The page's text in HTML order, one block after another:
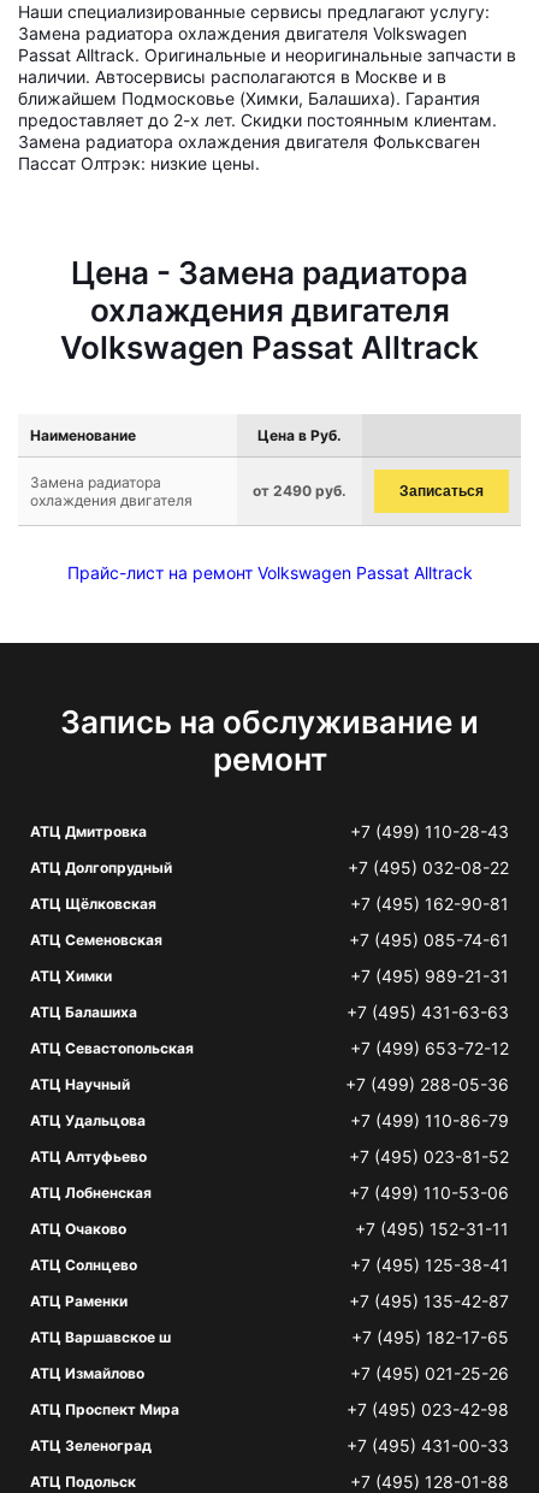
Наши специализированные сервисы предлагают услугу:
Замена радиатора охлаждения двигателя Volkswagen
Passat Alltrack. Оригинальные и неоригинальные запчасти в
наличии. Автосервисы располагаются в Москве и в
ближайшем Подмосковье (Химки, Балашиха). Гарантия
предоставляет до 2-х лет. Скидки постоянным клиентам.
Замена радиатора охлаждения двигателя Фольксваген
Пассат Олтрэк: низкие цены.
Цена - Замена радиатора
охлаждения двигателя
Volkswagen Passat Alltrack
Наименование Цена в Руб.
Замена радиатора
охлаждения двигателя
от 2490 руб. Записаться
Прайс-лист на ремонт Volkswagen Passat Alltrack
Запись на обслуживание и
ремонт
АТЦ Дмитровка +7 (499) 110-28-43
АТЦ Долгопрудный +7 (495) 032-08-22
АТЦ Щёлковская +7 (495) 162-90-81
АТЦ Семеновская +7 (495) 085-74-61
АТЦ Химки +7 (495) 989-21-31
АТЦ Балашиха +7 (495) 431-63-63
АТЦ Севастопольская +7 (499) 653-72-12
АТЦ Научный +7 (499) 288-05-36
АТЦ Удальцова +7 (499) 110-86-79
АТЦ Алтуфьево +7 (495) 023-81-52
АТЦ Лобненская +7 (499) 110-53-06
АТЦ Очаково +7 (495) 152-31-11
АТЦ Солнцево +7 (495) 125-38-41
АТЦ Раменки +7 (495) 135-42-87
АТЦ Варшавское ш +7 (495) 182-17-65
АТЦ Измайлово +7 (495) 021-25-26
АТЦ Проспект Мира +7 (495) 023-42-98
АТЦ Зеленоград +7 (495) 431-00-33
АТЦ Подольск +7 (495) 128-01-88